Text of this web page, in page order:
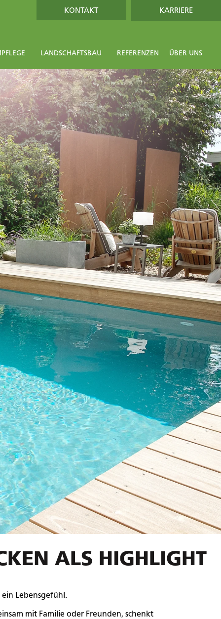
KONTAKT KARRIERE
LANDSCHAFTSBAU REFERENZEN ÜBER UNS
ALS HIGHLIGHT
Lebensgefühl.
mit Familie oder Freunden, schenkt